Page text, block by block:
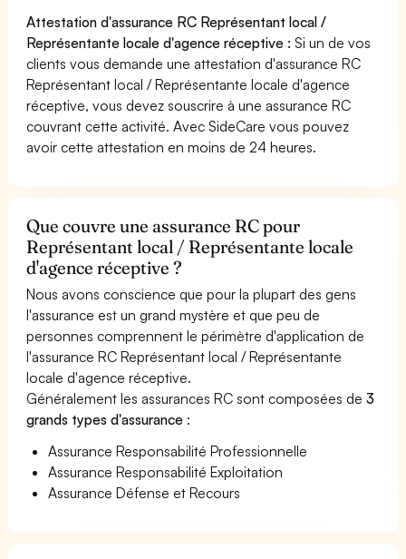
Attestation d'assurance RC Représentant local /
Représentante locale d'agence réceptive : Si un de vos
clients vous demande une attestation d'assurance RC
Représentant local / Représentante locale d'agence
réceptive, vous devez souscrire à une assurance RC
couvrant cette activité. Avec SideCare vous pouvez
avoir cette attestation en moins de 24 heures.
Que couvre une assurance RC pour
Représentant local / Représentante locale
d'agence réceptive ?
Nous avons conscience que pour la plupart des gens
l'assurance est un grand mystère et que peu de
personnes comprennent le périmètre d'application de
l'assurance RC Représentant local / Représentante
locale d'agence réceptive.
Généralement les assurances RC sont composées de3
grands types d'assurance :
Assurance Responsabilité Professionnelle
Assurance Responsabilité Exploitation
Assurance Défense et Recours